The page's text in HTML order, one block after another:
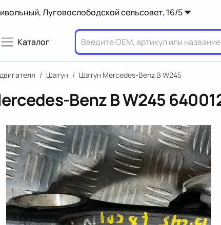
Луговослободской сельсовет, 16/5
Каталог
/ Шатун / Шатун Mercedes-Benz B W245
Benz B W245